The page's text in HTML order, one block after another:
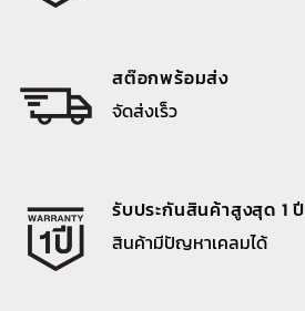
สต๊อกพร้อมส่ง
จัดส่งเร็ว
รับประกันสินค้าสูงสุด 1 ปี
สินค้ามีปัญหาเคลมได้